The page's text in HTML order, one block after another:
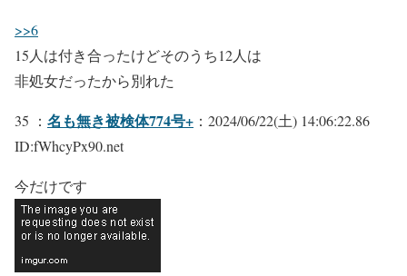
>>6
15人は付き合ったけどそのうち12人は
非処女だったから別れた
35 ： 名も無き被検体774号+ ：2024/06/22(土) 14:06:22.86
ID:fWhcyPx90.net
今だけです